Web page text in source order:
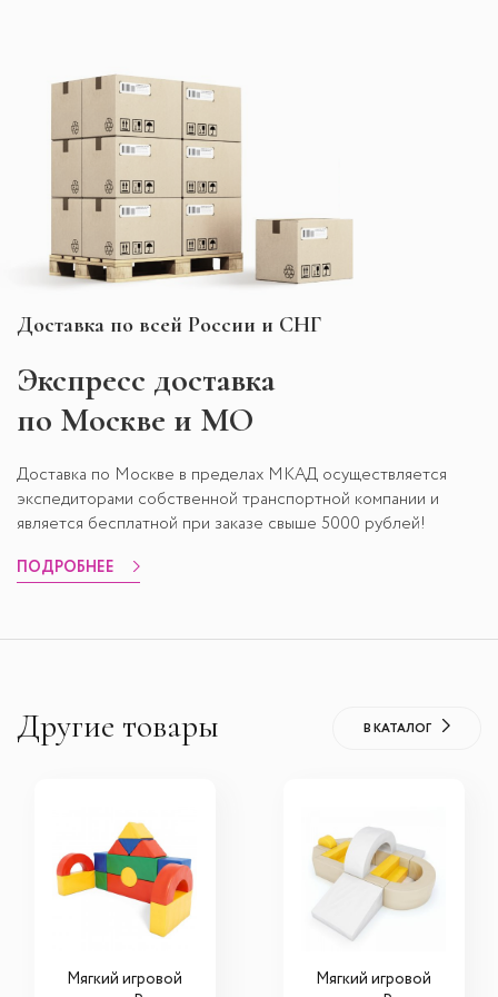
Доставка по всей России и СНГ
Экспресс доставка
по Москве и МО
Доставка по Москве в пределах МКАД осуществляется
экспедиторами собственной транспортной компании и
является бесплатной при заказе свыше 5000 рублей!
ПОДРОБНЕЕ
Другие товары В КАТАЛОГ
Мягкий игровой
Мягкий игровой